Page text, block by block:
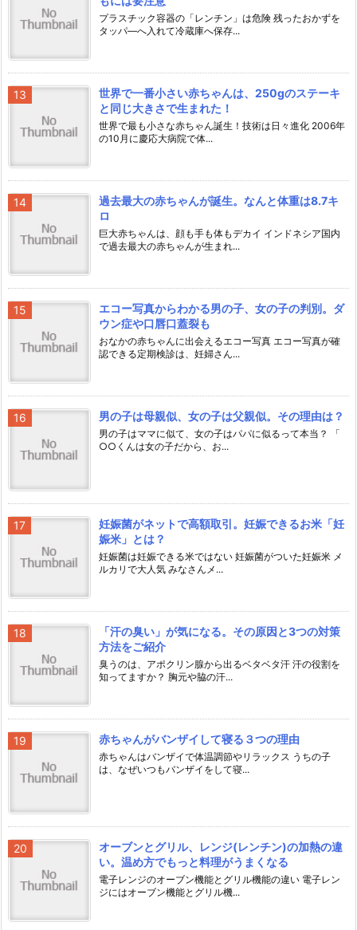
プラスチック容器の「レンチン」は危険 残ったおかずを
タッパ―へ入れて冷蔵庫へ保存...
世界で一番小さい赤ちゃんは、250gのステーキ
と同じ大きさで生まれた！
世界で最も小さな赤ちゃん誕生！技術は日々進化 2006年
の10月に慶応大病院で体...
過去最大の赤ちゃんが誕生。なんと体重は8.7キ
ロ
巨大赤ちゃんは、顔も手も体もデカイ インドネシア国内
で過去最大の赤ちゃんが生まれ...
エコー写真からわかる男の子、女の子の判別。ダ
ウン症や口唇口蓋裂も
おなかの赤ちゃんに出会えるエコー写真 エコー写真が確
認できる定期検診は、妊婦さん...
男の子は母親似、女の子は父親似。その理由は？
男の子はママに似て、女の子はパパに似るって本当？ 「
○○くんは女の子だから、お...
妊娠菌がネットで高額取引。妊娠できるお米「妊
娠米」とは？
妊娠菌は妊娠できる米ではない 妊娠菌がついた妊娠米 メ
ルカリで大人気 みなさんメ...
「汗の臭い」が気になる。その原因と3つの対策
方法をご紹介
臭うのは、アポクリン腺から出るベタベタ汗 汗の役割を
知ってますか？ 胸元や脇の汗...
赤ちゃんがバンザイして寝る３つの理由
赤ちゃんはバンザイで体温調節やリラックス うちの子
は、なぜいつもバンザイをして寝...
オーブンとグリル、レンジ(レンチン)の加熱の違
い。温め方でもっと料理がうまくなる
電子レンジのオーブン機能とグリル機能の違い 電子レン
ジにはオーブン機能とグリル機...